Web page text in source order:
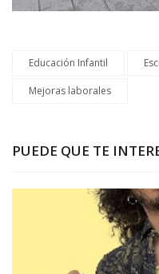
Educación Infantil
Mejoras laborales
PUEDE QUE TE